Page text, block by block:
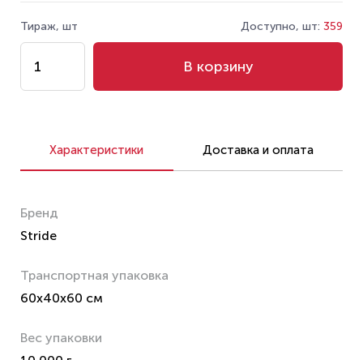
Тираж, шт Доступно, шт: 359
В корзину
Характеристики Доставка и оплата
Бренд
Stride
Транспортная упаковка
60x40x60 см
Вес упаковки